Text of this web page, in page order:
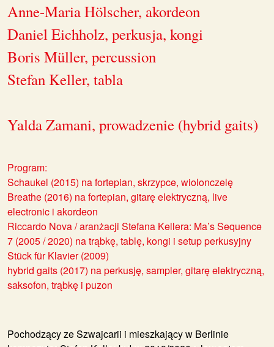
Anne-Maria Hölscher, akordeon
Daniel Eichholz, perkusja, kongi
Boris Müller, percussion
Stefan Keller, tabla
Yalda Zamani, prowadzenie (hybrid gaits)
Program:
Schaukel (2015) na fortepian, skrzypce, wiolonczelę
Breathe (2016) na fortepian, gitarę elektryczną, live
electronic i akordeon
Riccardo Nova /aranżacji Stefana Kellera: Ma’s Sequence
7 (2005 / 2020) na trąbkę, tablę, kongi i setup perkusyjny
Stück für Klavier (2009)
hybrid gaits (2017) na perkusję, sampler, gitarę elektryczną,
saksofon, trąbkę i puzon
Pochodzący ze Szwajcarii i mieszkający w Berlinie